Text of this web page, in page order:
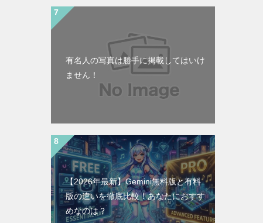
有名人の写真は勝手に掲載してはいけ
ません！
【2026年最新】Gemini無料版と有料
版の違いを徹底比較！あなたにおすす
めなのは？